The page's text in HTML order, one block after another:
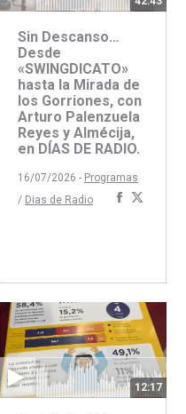
Sin Descanso…
Desde
«SWINGDICATO»
hasta la Mirada de
los Gorriones, con
Arturo Palenzuela
Reyes y Almécija,
en DÍAS DE RADIO.
16/07/2026 - Programas
/ Dias de Radio
Compartir
12:17